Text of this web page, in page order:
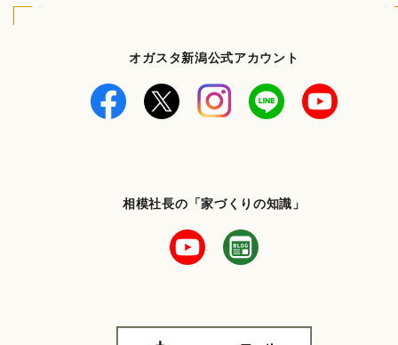
オガスタ新潟公式アカウント
相模社長の「家づくりの知識」